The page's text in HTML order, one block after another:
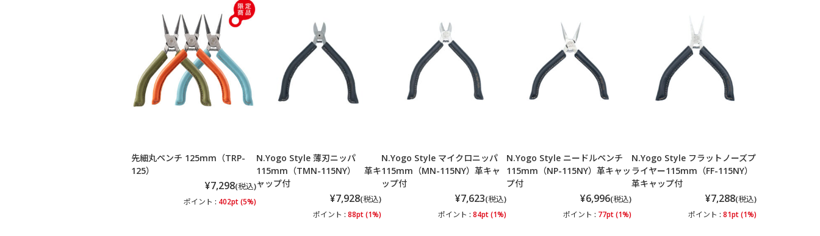
先細丸ペンチ 125mm（TRP-
125）
¥7,298(税込)
ポイント : 402pt (5%)
N.Yogo Style 薄刃ニッパ
115mm（TMN-115NY） 革キ
ャップ付
¥7,928(税込)
ポイント : 88pt (1%)
N.Yogo Style マイクロニッパ
115mm（MN-115NY）革キャ
ップ付
¥7,623(税込)
ポイント : 84pt (1%)
N.Yogo Style ニードルペンチ
115mm（NP-115NY）革キャッ
プ付
¥6,996(税込)
ポイント : 77pt (1%)
N.Yogo Style フラットノーズプ
ライヤー115mm（FF-115NY）
革キャップ付
¥7,288(税込)
ポイント : 81pt (1%)